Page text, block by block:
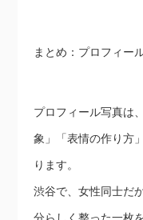
まとめ：プロフィー
プロフィール写真は
象」「表情の作り方
ります。
渋谷で、女性同士だ